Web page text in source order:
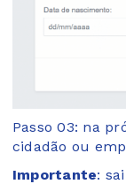
Passo 03: na
cidadão ou
Importante: